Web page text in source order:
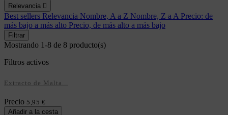
Relevancia 
Best sellers Relevancia Nombre, A a Z Nombre, Z a A Precio: de
más bajo a más alto Precio, de más alto a más bajo
Filtrar
Mostrando 1-8 de 8 producto(s)
Filtros activos
Extracto de Malta...
Precio 5,95 €
Añadir a la cesta